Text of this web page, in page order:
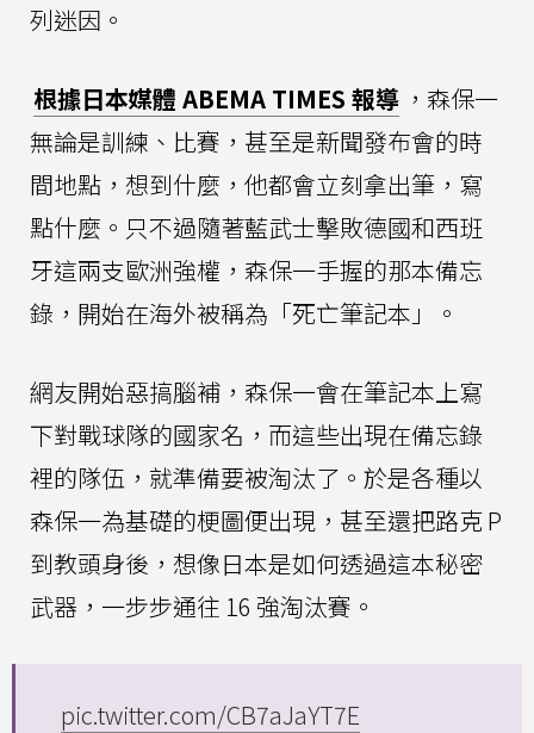
列迷因。
根據日本媒體 ABEMA TIMES 報導 ，森保一
無論是訓練、比賽，甚至是新聞發布會的時
間地點，想到什麼，他都會立刻拿出筆，寫
點什麼。只不過隨著藍武士擊敗德國和西班
牙這兩支歐洲強權，森保一手握的那本備忘
錄，開始在海外被稱為「死亡筆記本」。
網友開始惡搞腦補，森保一會在筆記本上寫
下對戰球隊的國家名，而這些出現在備忘錄
裡的隊伍，就準備要被淘汰了。於是各種以
森保一為基礎的梗圖便出現，甚至還把路克 P
到教頭身後，想像日本是如何透過這本秘密
武器，一步步通往 16 強淘汰賽。
pic.twitter.com/CB7aJaYT7E